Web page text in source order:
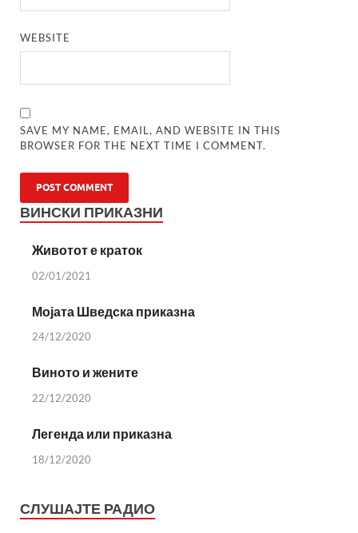
WEBSITE
SAVE MY NAME, EMAIL, AND WEBSITE IN THIS
BROWSER FOR THE NEXT TIME I COMMENT.
ВИНСКИ ПРИКАЗНИ
Животот е краток
02/01/2021
Мојата Шведска приказна
24/12/2020
Виното и жените
22/12/2020
Легенда или приказна
18/12/2020
СЛУШАЈТЕ РАДИО